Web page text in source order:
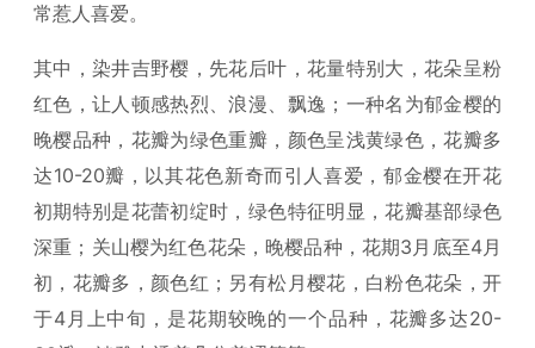
常惹人喜爱。
其中，染井吉野樱，先花后叶，花量特别大，花朵呈粉
红色，让人顿感热烈、浪漫、飘逸；一种名为郁金樱的
晚樱品种，花瓣为绿色重瓣，颜色呈浅黄绿色，花瓣多
达10-20瓣，以其花色新奇而引人喜爱，郁金樱在开花
初期特别是花蕾初绽时，绿色特征明显，花瓣基部绿色
深重；关山樱为红色花朵，晚樱品种，花期3月底至4月
初，花瓣多，颜色红；另有松月樱花，白粉色花朵，开
于4月上中旬，是花期较晚的一个品种，花瓣多达20-